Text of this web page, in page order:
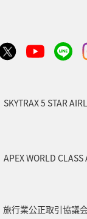
SKYTRAX 5 STAR
APEX WORLD CLASS
旅行業公正取引協議